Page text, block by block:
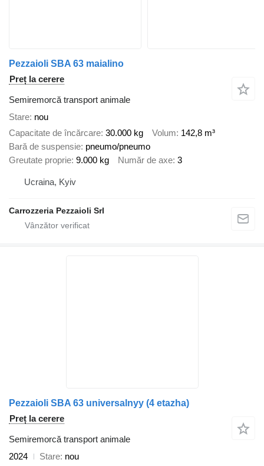
Pezzaioli SBA 63 maialino
Preț la cerere
Semiremorcă transport animale
Stare nou
Capacitate de încărcare 30.000 kg Volum 142,8 m³
Bară de suspensie pneumo/pneumo
Greutate proprie 9.000 kg Număr de axe 3
Ucraina, Kyiv
Carrozzeria Pezzaioli Srl
Pezzaioli SBA 63 universalnyy (4 etazha)
Preț la cerere
Semiremorcă transport animale
2024
Stare nou